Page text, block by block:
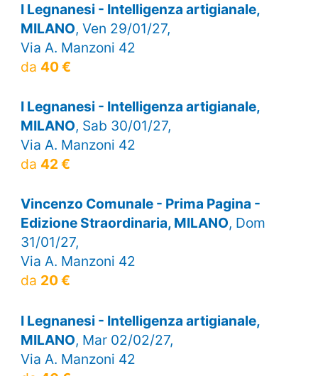
I Legnanesi - Intelligenza artigianale,
MILANO, Ven 29/01/27,
Via A. Manzoni 42
da 40 €
I Legnanesi - Intelligenza artigianale,
MILANO, Sab 30/01/27,
Via A. Manzoni 42
da 42 €
Vincenzo Comunale - Prima Pagina -
Edizione Straordinaria, MILANO, Dom
31/01/27,
Via A. Manzoni 42
da 20 €
I Legnanesi - Intelligenza artigianale,
MILANO, Mar 02/02/27,
Via A. Manzoni 42